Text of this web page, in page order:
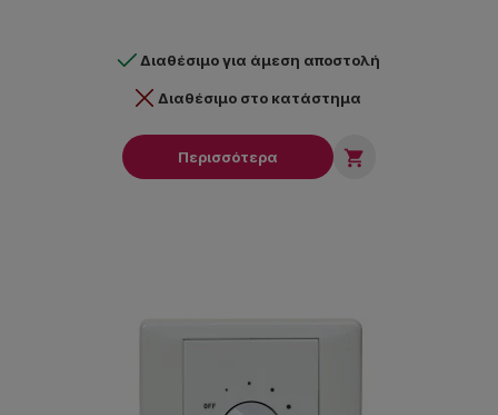
Διαθέσιμο για άμεση αποστολή
Διαθέσιμο στο κατάστημα
Περισσότερα 